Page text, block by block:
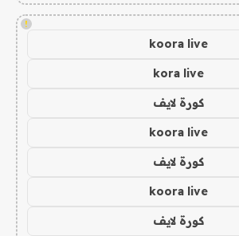
!
koora live
kora live
كورة لايف
koora live
كورة لايف
koora live
كورة لايف